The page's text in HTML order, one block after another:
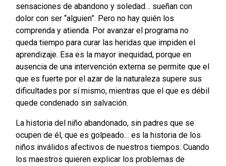
sensaciones de abandono y soledad… sueñan con
dolor con ser “alguien”. Pero no hay quién los
comprenda y atienda. Por avanzar el programa no
queda tiempo para curar las heridas que impiden el
aprendizaje. Esa es la mayor inequidad, porque en
ausencia de una intervención externa se permite que el
que es fuerte por el azar de la naturaleza supere sus
dificultades por sí mismo, mientras que el que es débil
quede condenado sin salvación.
La historia del niño abandonado, sin padres que se
ocupen de él, que es golpeado… es la historia de los
niños inválidos afectivos de nuestros tiempos. Cuando
los maestros quieren explicar los problemas de